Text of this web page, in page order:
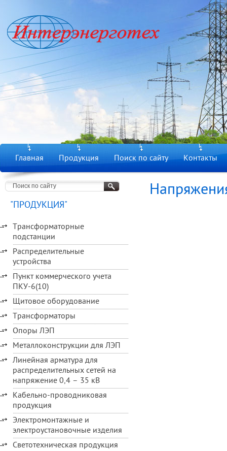
Главная Продукция Поиск по сайту Контакты
"ПРОДУКЦИЯ"
Трансформаторные
подстанции
Распределительные
устройства
Пункт коммерческого учета
ПКУ-6(10)
Щитовое оборудование
Трансформаторы
Опоры ЛЭП
Металлоконструкции для ЛЭП
Линейная арматура для
распределительных сетей на
напряжение 0,4 – 35 кВ
Кабельно-проводниковая
продукция
Электромонтажные и
электроустановочные изделия
Светотехническая продукция